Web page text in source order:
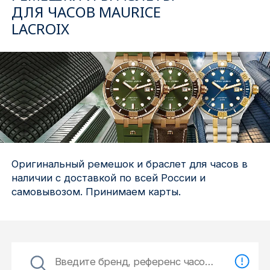
Ижевск
Архангельск
Иркутск
Владивосток
Казань
Волгоград
Кемерово
Краснодар
ДЛЯ ЧАСОВ MAURICE
LACROIX
Оригинальный ремешок и браслет для часов в
наличии с доставкой по всей России и
самовывозом. Принимаем карты.